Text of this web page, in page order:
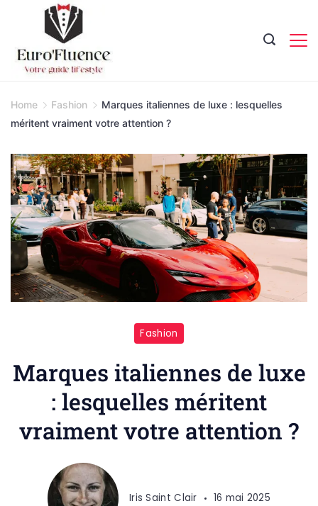
content
Home Fashion
Marques italiennes de luxe : lesquelles
méritent vraiment votre attention ?
Fashion
Marques italiennes de luxe
: lesquelles méritent
vraiment votre attention ?
Iris Saint Clair 16 mai 2025